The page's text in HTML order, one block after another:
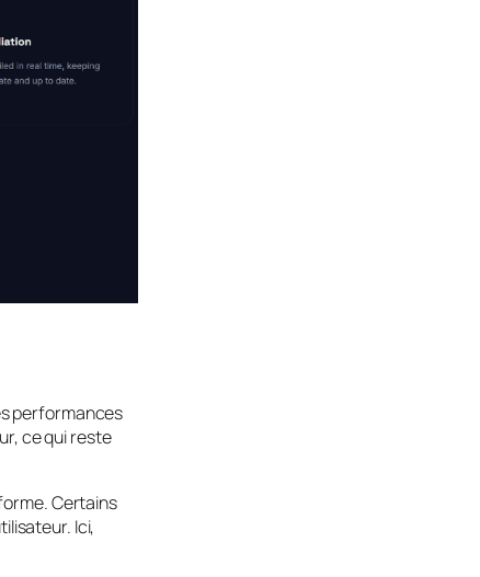
performances
ce qui reste
Certains
Ici,